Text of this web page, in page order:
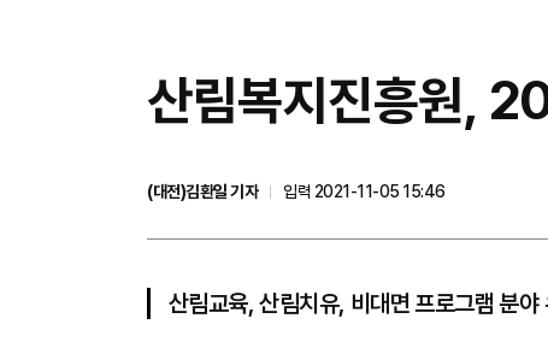
산림복지진흥원,
(대전)김환일 기자
입력 2021-11-05 15:46
산림교육, 산림치유, 비대면 프로그램 분야